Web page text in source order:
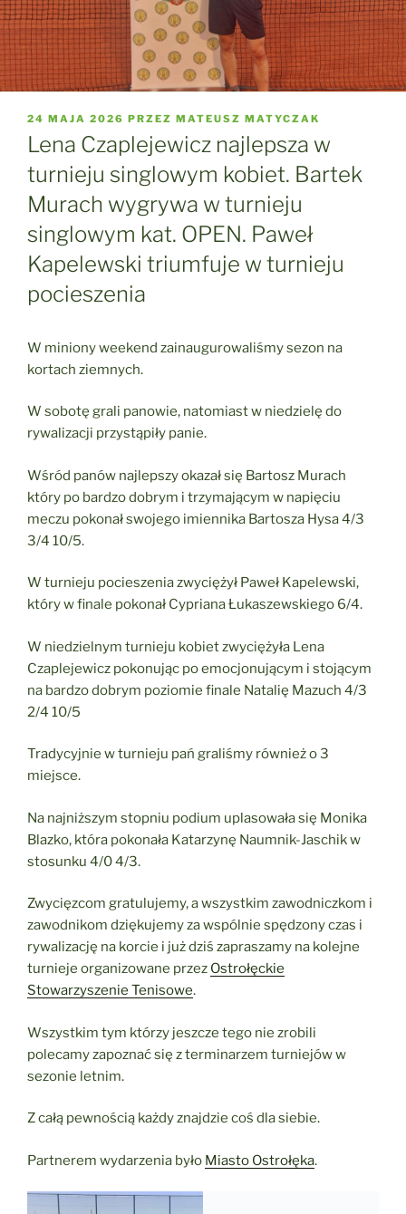
OPUBLIKOWANE
W
24 MAJA 2026 PRZEZ MATEUSZ MATYCZAK
Lena Czaplejewicz najlepsza w
turnieju singlowym kobiet. Bartek
Murach wygrywa w turnieju
singlowym kat. OPEN. Paweł
Kapelewski triumfuje w turnieju
pocieszenia
W miniony weekend zainaugurowaliśmy sezon na
kortach ziemnych.
W sobotę grali panowie, natomiast w niedzielę do
rywalizacji przystąpiły panie.
Wśród panów najlepszy okazał się Bartosz Murach
który po bardzo dobrym i trzymającym w napięciu
meczu pokonał swojego imiennika Bartosza Hysa 4/3
3/4 10/5.
W turnieju pocieszenia zwyciężył Paweł Kapelewski,
który w finale pokonał Cypriana Łukaszewskiego 6/4.
W niedzielnym turnieju kobiet zwyciężyła Lena
Czaplejewicz pokonując po emocjonującym i stojącym
na bardzo dobrym poziomie finale Natalię Mazuch 4/3
2/4 10/5
Tradycyjnie w turnieju pań graliśmy również o 3
miejsce.
Na najniższym stopniu podium uplasowała się Monika
Blazko, która pokonała Katarzynę Naumnik-Jaschik w
stosunku 4/0 4/3.
Zwycięzcom gratulujemy, a wszystkim zawodniczkom i
zawodnikom dziękujemy za wspólnie spędzony czas i
rywalizację na korcie i już dziś zapraszamy na kolejne
turnieje organizowane przez Ostrołęckie
Stowarzyszenie Tenisowe.
Wszystkim tym którzy jeszcze tego nie zrobili
polecamy zapoznać się z terminarzem turniejów w
sezonie letnim.
Z całą pewnością każdy znajdzie coś dla siebie.
Partnerem wydarzenia było Miasto Ostrołęka.